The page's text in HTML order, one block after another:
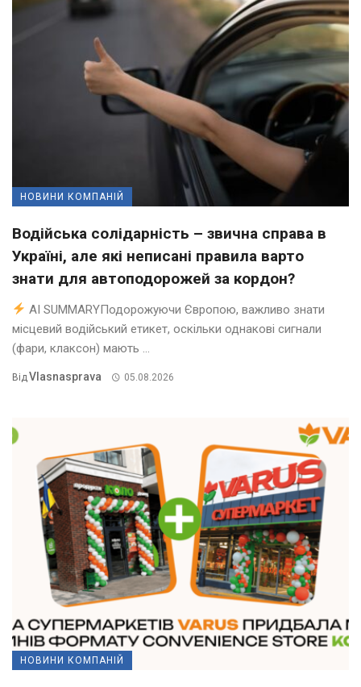
НОВИНИ КОМПАНІЙ
Водійська солідарність – звична справа в
Україні, але які неписані правила варто
знати для автоподорожей за кордон?
AI SUMMARYПодорожуючи Європою, важливо знати
місцевий водійський етикет, оскільки однакові сигнали
(фари, клаксон) мають ...
ВідVlasnasprava 05.08.2026
НОВИНИ КОМПАНІЙ